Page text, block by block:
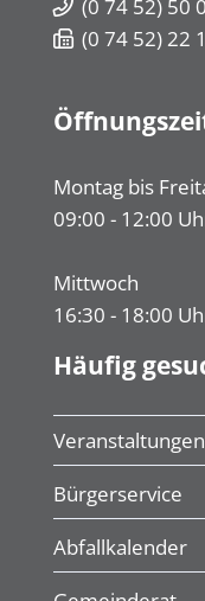
(0 74 52) 50
(0 74 52) 22
Montag bis
09:00 - 12:00
Mittwoch
16:30 - 18:00
Häufig
Veranstaltungen
Bürgerservice
Abfallkalender